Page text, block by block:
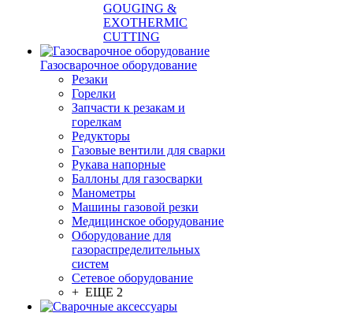
GOUGING &
EXOTHERMIC
CUTTING
Газосварочное оборудование
Резаки
Горелки
Запчасти к резакам и
горелкам
Редукторы
Газовые вентили для сварки
Рукава напорные
Баллоны для газосварки
Манометры
Машины газовой резки
Медицинское оборудование
Оборудование для
газораспределительных
систем
Сетевое оборудование
+ ЕЩЕ 2